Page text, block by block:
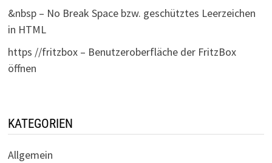
&nbsp – No Break Space bzw. geschütztes Leerzeichen
in HTML
https //fritzbox – Benutzeroberfläche der FritzBox
öffnen
KATEGORIEN
Allgemein